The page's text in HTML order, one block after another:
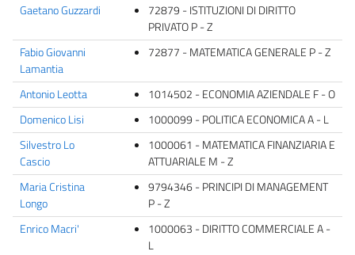
Gaetano Guzzardi
72879 - ISTITUZIONI DI DIRITTO
PRIVATO P - Z
Fabio Giovanni
Lamantia
72877 - MATEMATICA GENERALE P - Z
Antonio Leotta
1014502 - ECONOMIA AZIENDALE F - O
Domenico Lisi
1000099 - POLITICA ECONOMICA A - L
Silvestro Lo
Cascio
1000061 - MATEMATICA FINANZIARIA E
ATTUARIALE M - Z
Maria Cristina
Longo
9794346 - PRINCIPI DI MANAGEMENT
P - Z
Enrico Macri'
1000063 - DIRITTO COMMERCIALE A -
L